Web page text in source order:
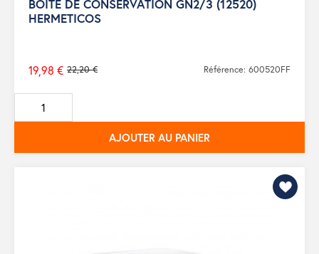
BOITE DE CONSERVATION GN2/3 (12520)
HERMETICOS
Prix
de
base
22,20 €
19,98 € Référence: 600520FF
AJOUTER AU PANIER